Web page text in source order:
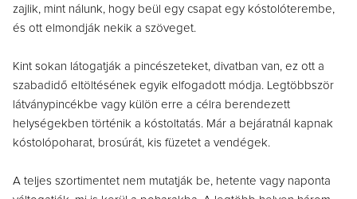
zajlik, mint nálunk, hogy beül egy csapat egy kóstolóterembe,
és ott elmondják nekik a szöveget.
Kint sokan látogatják a pincészeteket, divatban van, ez ott a
szabadidő eltöltésének egyik elfogadott módja. Legtöbbször
látványpincékbe vagy külön erre a célra berendezett
helységekben történik a kóstoltatás. Már a bejáratnál kapnak
kóstolópoharat, brosúrát, kis füzetet a vendégek.
A teljes szortimentet nem mutatják be, hetente vagy naponta